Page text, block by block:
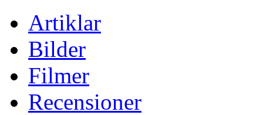
Artiklar
Bilder
Filmer
Recensioner